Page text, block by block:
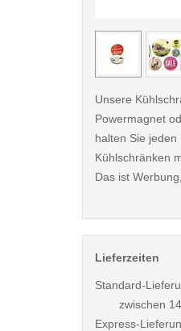
< /picture>
Unsere
Powermagnet
halten Sie
Kühlschränken
Das ist
Lieferzeiten
Standard-
zwischen
Express-